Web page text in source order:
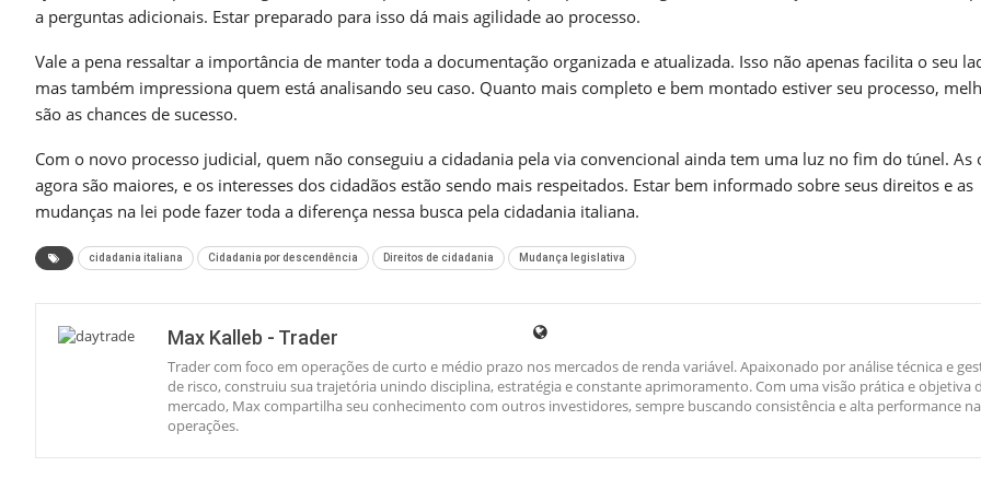
a perguntas adicionais. Estar preparado para isso dá mais agilidade ao processo.
Vale a pena ressaltar a importância de manter toda a documentação organizada e atualizada. Isso não apenas facilita o seu
mas também impressiona quem está analisando seu caso. Quanto mais completo e bem montado estiver seu processo,
são as chances de sucesso.
Com o novo processo judicial, quem não conseguiu a cidadania pela via convencional ainda tem uma luz no fim do túnel. As
agora são maiores, e os interesses dos cidadãos estão sendo mais respeitados. Estar bem informado sobre seus direitos e as
mudanças na lei pode fazer toda a diferença nessa busca pela cidadania italiana.
cidadania italiana Cidadania por descendência Direitos de cidadania Mudança legislativa
Max Kalleb - Trader
Trader com foco em operações de curto e médio prazo nos mercados de renda variável. Apaixonado por análise técnica e
de risco, construiu sua trajetória unindo disciplina, estratégia e constante aprimoramento. Com uma visão prática e objetiva
mercado, Max compartilha seu conhecimento com outros investidores, sempre buscando consistência e alta performance
operações.